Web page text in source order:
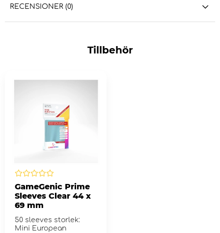
RECENSIONER (0)
Tillbehör
GameGenic Prime
Sleeves Clear 44 x
69 mm
50 sleeves storlek:
Mini European